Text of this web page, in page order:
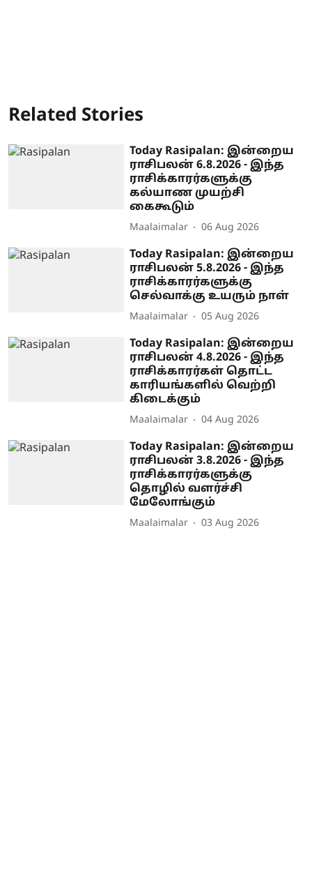
Related Stories
Today Rasipalan: இன்றைய
ராசிபலன் 6.8.2026 - இந்த
ராசிக்காரர்களுக்கு
கல்யாண முயற்சி
கைகூடும்
Maalaimalar 06 Aug 2026
Today Rasipalan: இன்றைய
ராசிபலன் 5.8.2026 - இந்த
ராசிக்காரர்களுக்கு
செல்வாக்கு உயரும் நாள்
Maalaimalar 05 Aug 2026
Today Rasipalan: இன்றைய
ராசிபலன் 4.8.2026 - இந்த
ராசிக்காரர்கள் தொட்ட
காரியங்களில் வெற்றி
கிடைக்கும்
Maalaimalar 04 Aug 2026
Today Rasipalan: இன்றைய
ராசிபலன் 3.8.2026 - இந்த
ராசிக்காரர்களுக்கு
தொழில் வளர்ச்சி
மேலோங்கும்
Maalaimalar 03 Aug 2026